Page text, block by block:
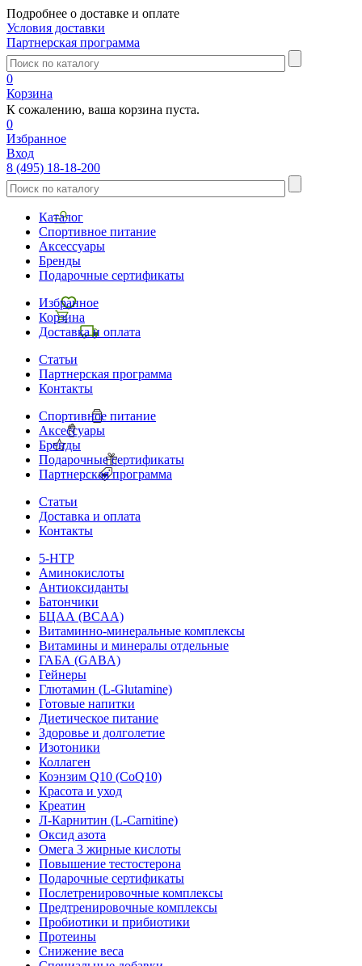
Подробнее о доставке и оплате
Условия доставки
Партнерская программа
0
Корзина
К сожалению, ваша корзина пуста.
0
Избранное
Вход
8 (495) 18-18-200
Каталог
Спортивное питание
Аксессуары
Бренды
Подарочные сертификаты
Избранное
Корзина
Доставка и оплата
Статьи
Партнерская программа
Контакты
Спортивное питание
Аксессуары
Бренды
Подарочные сертификаты
Партнерская программа
Статьи
Доставка и оплата
Контакты
5-HTP
Аминокислоты
Антиоксиданты
Батончики
БЦАА (BCAA)
Витаминно-минеральные комплексы
Витамины и минералы отдельные
ГАБА (GABA)
Гейнеры
Глютамин (L-Glutamine)
Готовые напитки
Диетическое питание
Здоровье и долголетие
Изотоники
Коллаген
Коэнзим Q10 (CoQ10)
Красота и уход
Креатин
Л-Карнитин (L-Сarnitine)
Оксид азота
Омега 3 жирные кислоты
Повышение тестостерона
Подарочные сертификаты
Послетренировочные комплексы
Предтренировочные комплексы
Пробиотики и прибиотики
Протеины
Снижение веса